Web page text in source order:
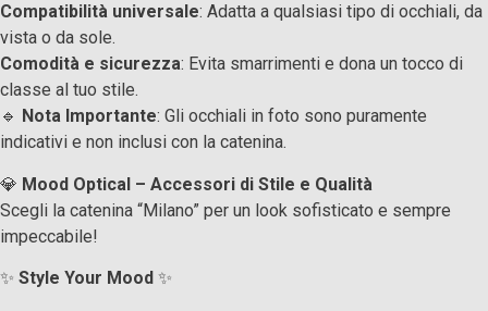
Compatibilità universale: Adatta a qualsiasi tipo di occhiali, da
vista o da sole.
Comodità e sicurezza: Evita smarrimenti e dona un tocco di
classe al tuo stile.
🔹 Nota Importante: Gli occhiali in foto sono puramente
indicativi e non inclusi con la catenina.
💎 Mood Optical – Accessori di Stile e Qualità
Scegli la catenina “Milano” per un look sofisticato e sempre
impeccabile!
✨ Style Your Mood ✨